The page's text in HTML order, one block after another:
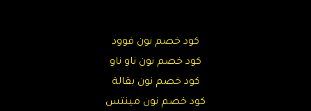
كود خصم نون فوود
كود خصم نون ناو ناو
كود خصم نون بقالة
كود خصم نون مينتس